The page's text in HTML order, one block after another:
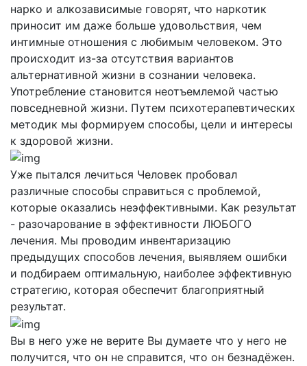
нарко и алкозависимые говорят, что наркотик
приносит им даже больше удовольствия, чем
интимные отношения с любимым человеком. Это
происходит из-за отсутствия вариантов
альтернативной жизни в сознании человека.
Употребление становится неотъемлемой частью
повседневной жизни. Путем психотерапевтических
методик мы формируем способы, цели и интересы
к здоровой жизни.
Уже пытался лечиться Человек пробовал
различные способы справиться с проблемой,
которые оказались неэффективными. Как результат
- разочарование в эффективности ЛЮБОГО
лечения. Мы проводим инвентаризацию
предыдущих способов лечения, выявляем ошибки
и подбираем оптимальную, наиболее эффективную
стратегию, которая обеспечит благоприятный
результат.
Вы в него уже не верите Вы думаете что у него не
получится, что он не справится, что он безнадёжен.